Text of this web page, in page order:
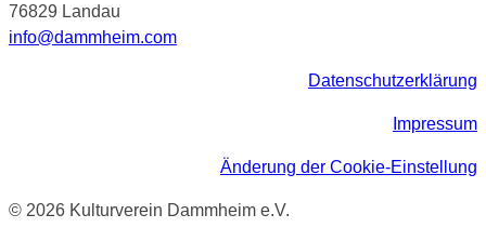
76829 Landau
info@dammheim.com
Datenschutzerklärung
Impressum
Änderung der Cookie-Einstellung
© 2026 Kulturverein Dammheim e.V.